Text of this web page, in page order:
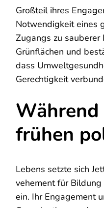
Großteil ihres
Notwendigkeit eines
Zugangs zu
Grünflächen und
dass
Gerechtigkeit
Während
frühen
Lebens setzte sich
vehement für
ein. Ihr Engagement